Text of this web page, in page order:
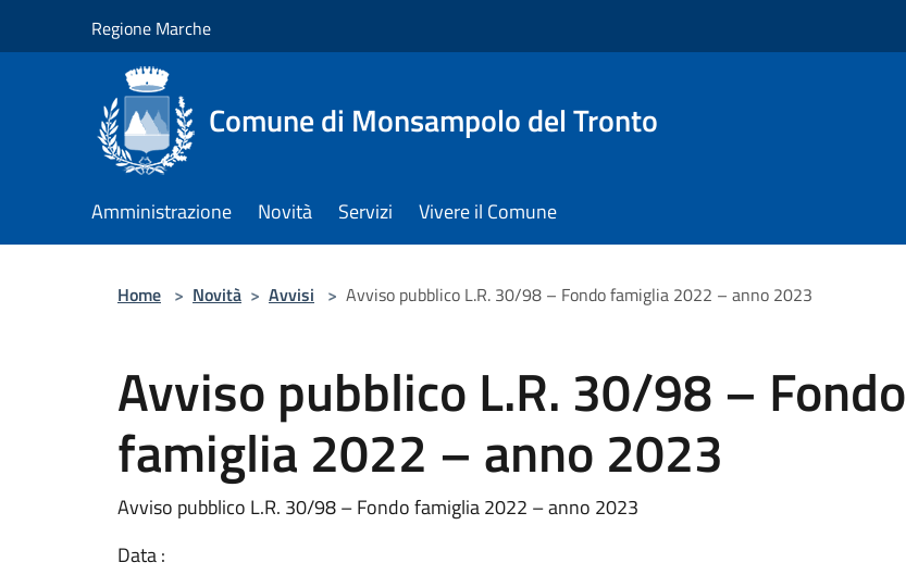
Regione Marche
Comune di Monsampolo del Tronto
Amministrazione Novità Servizi Vivere il Comune
Home > Novità > Avvisi > Avviso pubblico L.R. 30/98 – Fondo famiglia 2022 – anno 2023
Avviso pubblico L.R. 30/98 – Fondo
famiglia 2022 – anno 2023
Avviso pubblico L.R. 30/98 – Fondo famiglia 2022 – anno 2023
Data :